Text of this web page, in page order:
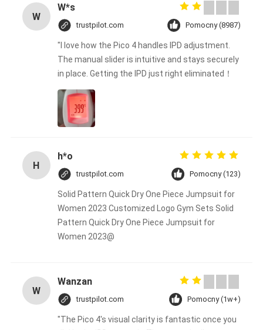
W
W*s
trustpilot.com Pomocny (8987)
"I love how the Pico 4 handles IPD adjustment.
The manual slider is intuitive and stays securely
in place. Getting the IPD just right eliminated！
H
h*o
trustpilot.com Pomocny (123)
Solid Pattern Quick Dry One Piece Jumpsuit for
Women 2023 Customized Logo Gym Sets Solid
Pattern Quick Dry One Piece Jumpsuit for
Women 2023@
W
Wanzan
trustpilot.com Pomocny (1w+)
"The Pico 4's visual clarity is fantastic once you